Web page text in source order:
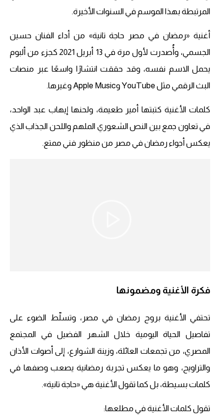
المرتبطة بهذا الموسم في السنوات الأخيرة.
أغنية «رمضان في مصر حاجة تانية» من أداء الفنان حسين
الجسمي، وأُصدرت لأول مرة في 13 أبريل 2021 كجزء من ألبوم
يحمل الاسم نفسه، وقد حققت انتشارًا واسعًا عبر منصات
البث الرقمي مثل YouTube وApple Music وغيرها.
كلمات الأغنية كتبتها أمير طعيمة، ولحنها إيهاب عبد الواحد،
في تعاون جمع بين النص الشعوري الملهم واللحن الجذاب الذي
يعكس أجواء رمضان في مصر من منظور فني ممتع.
فكرة الأغنية ومضمونها
تحتفي الأغنية بروح رمضان في مصر، وتسلّط الضوء على
تفاصيل الحياة اليومية خلال الشهر الفضيل في المجتمع
المصري، من تجمعات العائلة، وزينة الشوارع، إلى أصوات الأذان
والتراويح، وهو ما يعكس تجربة رمضانية يصعب وصفها في
كلمات بسيطة، بل كما تقول الأغنية هي «حاجة تانية».
تقول كلمات الأغنية في مطلعها: